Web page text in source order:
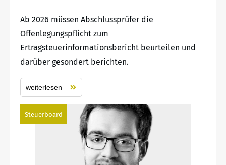
Ab 2026 müssen Abschlussprüfer die
Offenlegungspflicht zum
Ertragsteuerinformationsbericht beurteilen und
darüber gesondert berichten.
weiterlesen
Steuerboard